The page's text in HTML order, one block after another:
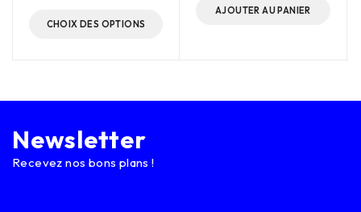
CHOIX DES OPTIONS
AJOUTER AU PANIER
Newsletter
Recevez nos bons plans !